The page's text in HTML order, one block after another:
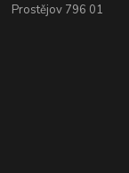
Prostějov 796 01